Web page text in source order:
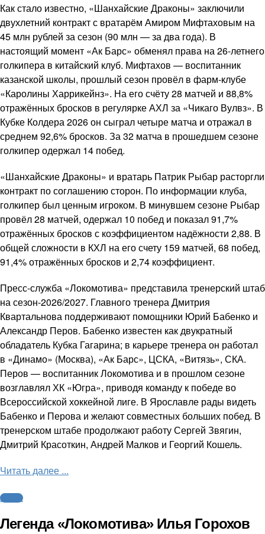
Как стало известно, «Шанхайские Драконы» заключили
двухлетний контракт с вратарём Амиром Мифтаховым на
45 млн рублей за сезон (90 млн — за два года). В
настоящий момент «Ак Барс» обменял права на 26-летнего
голкипера в китайский клуб. Мифтахов — воспитанник
казанской школы, прошлый сезон провёл в фарм-клубе
«Каролины Харрикейнз». На его счёту 28 матчей и 88,8%
отражённых бросков в регулярке АХЛ за «Чикаго Вулвз». В
Кубке Колдера 2026 он сыграл четыре матча и отражал в
среднем 92,6% бросков. За 32 матча в прошедшем сезоне
голкипер одержал 14 побед.
«Шанхайские Драконы» и вратарь Патрик Рыбар расторгли
контракт по соглашению сторон. По информации клуба,
голкипер был ценным игроком. В минувшем сезоне Рыбар
провёл 28 матчей, одержал 10 побед и показал 91,7%
отражённых бросков с коэффициентом надёжности 2,88. В
общей сложности в КХЛ на его счету 159 матчей, 68 побед,
91,4% отражённых бросков и 2,74 коэффициент.
Пресс-служба «Локомотива» представила тренерский штаб
на сезон-2026/2027. Главного тренера Дмитрия
Квартальнова поддерживают помощники Юрий Бабенко и
Александр Перов. Бабенко известен как двукратный
обладатель Кубка Гагарина; в карьере тренера он работал
в «Динамо» (Москва), «Ак Барс», ЦСКА, «Витязь», СКА.
Перов — воспитанник Локомотива и в прошлом сезоне
возглавлял ХК «Югра», приводя команду к победе во
Всероссийской хоккейной лиге. В Ярославле рады видеть
Бабенко и Перова и желают совместных больших побед. В
тренерском штабе продолжают работу Сергей Звягин,
Дмитрий Красоткин, Андрей Малков и Георгий Кошель.
Читать далее ...
Хоккей
Легенда «Локомотива» Илья Горохов